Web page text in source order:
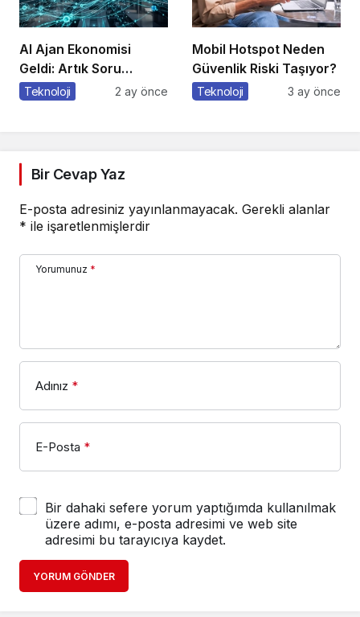
AI Ajan Ekonomisi
Geldi: Artık Soru
“Çalışan mı Olacaksın,
Teknoloji 2 ay önce
Mobil Hotspot Neden
Güvenlik Riski Taşıyor?
Teknoloji 3 ay önce
Bir Cevap Yaz
E-posta adresiniz yayınlanmayacak. Gerekli alanlar
* ile işaretlenmişlerdir
Yorumunuz *
Adınız *
E-Posta *
Bir dahaki sefere yorum yaptığımda kullanılmak
üzere adımı, e-posta adresimi ve web site
adresimi bu tarayıcıya kaydet.
YORUM GÖNDER